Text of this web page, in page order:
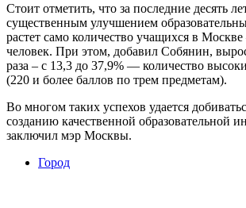
Стоит отметить, что за последние десять
существенным улучшением
растет само количество учащихся в
человек. При этом, добавил Собянин,
раза – с 13,3 до 37,9% — количество
(220 и более баллов по трем предметам).
Во многом таких успехов удается
созданию качественной образовательной
заключил мэр Москвы.
Город